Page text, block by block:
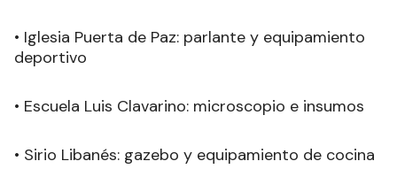
• Iglesia Puerta de Paz: parlante y equipamiento
deportivo
• Escuela Luis Clavarino: microscopio e insumos
• Sirio Libanés: gazebo y equipamiento de cocina